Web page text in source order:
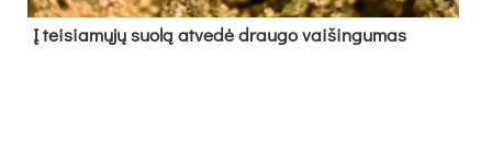
Į tei­sia­mų­jų suo­lą at­ve­dė drau­go vai­šin­gu­mas